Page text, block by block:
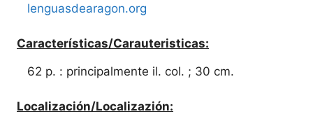
lenguasdearagon.org
Características/Carauteristicas:
62 p. : principalmente il. col. ; 30 cm.
Localización/Localizazión: